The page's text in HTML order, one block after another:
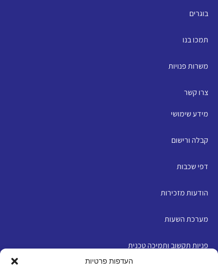
העדפות פרטיות
בוגרים
תמכו בנו
משרות פנויות
צרו קשר
מידע שימושי
קבלה ורישום
דפי שכבות
הודעות מזכירות
מערכת השעות
פניות תקשוב ותמיכה טכנית